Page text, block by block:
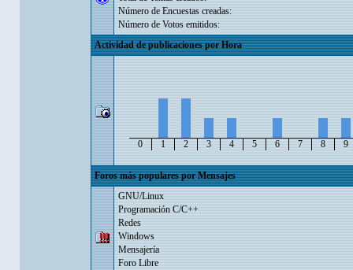
Número de Encuestas creadas:
Número de Votos emitidos:
Actividad de publicaciones por Hora
0 1 2 3 4 5 6 7 8 9
Foros más populares por Mensajes
GNU/Linux
Programación C/C++
Redes
Windows
Mensajería
Foro Libre